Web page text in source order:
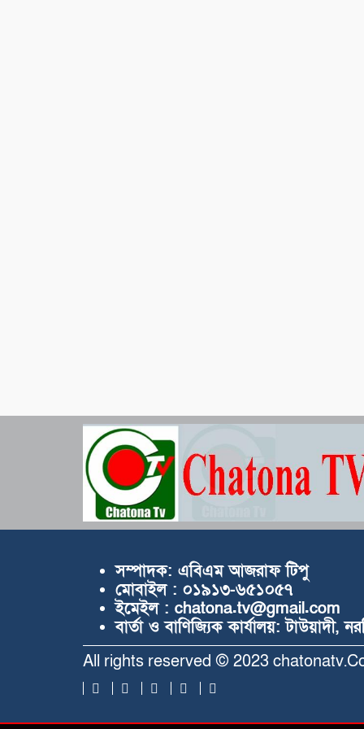
সম্পাদক: এবিএম আজরাফ টিপু
মোবাইল : ০১৯১৩-৬৫১০৫৭
ইমেইল : chatona.tv@gmail.com
বার্তা ও বাণিজ্যিক কার্যালয়:টাউয়াদী,
All rights reserved © 2023